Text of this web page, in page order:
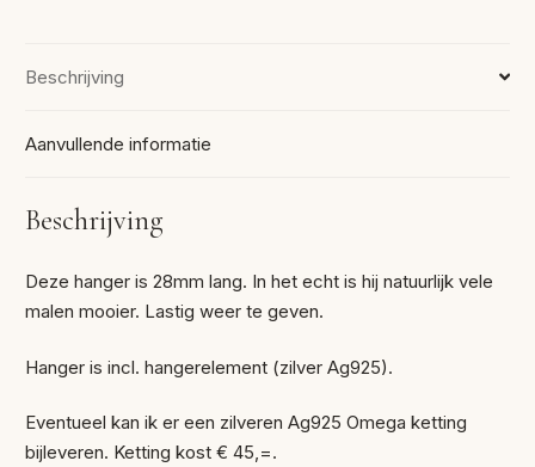
Beschrijving
Aanvullende informatie
Beschrijving
Deze hanger is 28mm lang. In het echt is hij natuurlijk vele
malen mooier. Lastig weer te geven.
Hanger is incl. hangerelement (zilver Ag925).
Eventueel kan ik er een zilveren Ag925 Omega ketting
bijleveren. Ketting kost € 45,=.